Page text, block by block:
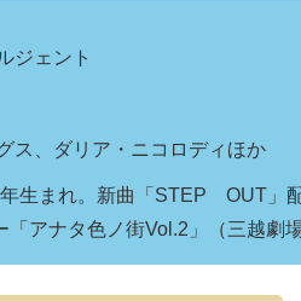
ジェント
ス、ダリア・ニコロディほか
生まれ。新曲「STEP OUT」
「アナタ色ノ街Vol.2」（三越劇